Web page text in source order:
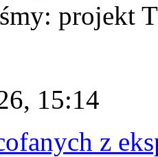
projekt
15:14
z